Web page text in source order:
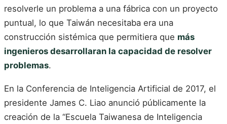
resolverle un problema a una fábrica con un proyecto
puntual, lo que Taiwán necesitaba era una
construcción sistémica que permitiera que más
ingenieros desarrollaran la capacidad de resolver
problemas.
En la Conferencia de Inteligencia Artificial de 2017, el
presidente James C. Liao anunció públicamente la
creación de la “Escuela Taiwanesa de Inteligencia